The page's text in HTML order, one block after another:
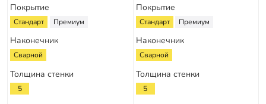
Покрытие
Стандарт Премиум
Наконечник
Сварной
Толщина стенки
5
Покрытие
Стандарт Премиум
Наконечник
Сварной
Толщина стенки
5